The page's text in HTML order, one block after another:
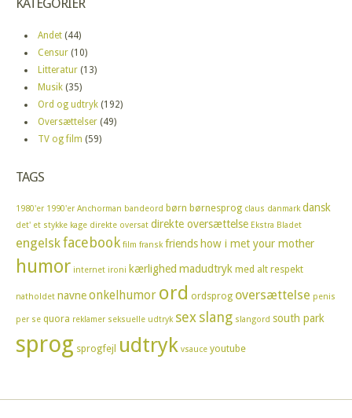
Andet (44)
Censur (10)
Litteratur (13)
Musik (35)
Ord og udtryk (192)
Oversættelser (49)
TV og film (59)
TAGS
1980'er 1990'er Anchorman bandeord børn børnesprog claus danmark dansk
det' et stykke kage direkte oversat direkte oversættelse Ekstra Bladet
engelskfacebook film fransk friends how i met your mother
humor internet ironi kærlighed madudtryk med alt respekt
natholdet navneonkelhumor ord ordsprog oversættelse penis
per se quora reklamer seksuelle udtryk sexslang slangord south park
sprog sprogfejl udtryk vsauce youtube